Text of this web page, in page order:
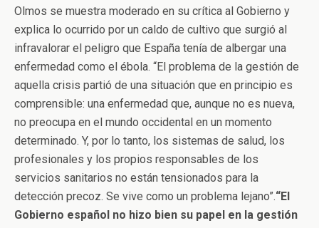
Olmos se muestra moderado en su crítica al Gobierno y
explica lo ocurrido por un caldo de cultivo que surgió al
infravalorar el peligro que España tenía de albergar una
enfermedad como el ébola. “El problema de la gestión de
aquella crisis partió de una situación que en principio es
comprensible: una enfermedad que, aunque no es nueva,
no preocupa en el mundo occidental en un momento
determinado. Y, por lo tanto, los sistemas de salud, los
profesionales y los propios responsables de los
servicios sanitarios no están tensionados para la
detección precoz. Se vive como un problema lejano”.“El
Gobierno español no hizo bien su papel en la gestión